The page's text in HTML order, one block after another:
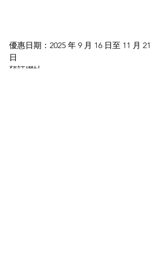
優惠日期：2025 年 9 月 16 日至 11 月 21
日
預訂網址：